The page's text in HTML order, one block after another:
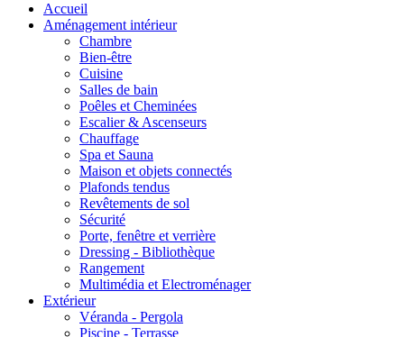
Accueil
Aménagement intérieur
Chambre
Bien-être
Cuisine
Salles de bain
Poêles et Cheminées
Escalier & Ascenseurs
Chauffage
Spa et Sauna
Maison et objets connectés
Plafonds tendus
Revêtements de sol
Sécurité
Porte, fenêtre et verrière
Dressing - Bibliothèque
Rangement
Multimédia et Electroménager
Extérieur
Véranda - Pergola
Piscine - Terrasse